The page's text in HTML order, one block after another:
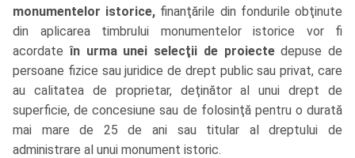
monumentelor istorice, finanţările din fondurile obţinute
din aplicarea timbrului monumentelor istorice vor fi
acordateîn urma unei selecţii de proiectedepuse de
persoane fizice sau juridice de drept public sau privat, care
au calitatea de proprietar, deţinător al unui drept de
superficie, de concesiune sau de folosinţă pentru o durată
mai mare de 25 de ani sau titular al dreptului de
administrare al unui monument istoric.